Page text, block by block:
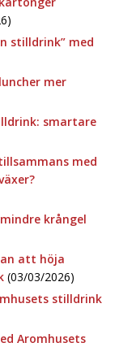
stilldrink” med
mer
smartare
med
krångel
att höja
(03/03/2026)
stilldrink
Aromhusets